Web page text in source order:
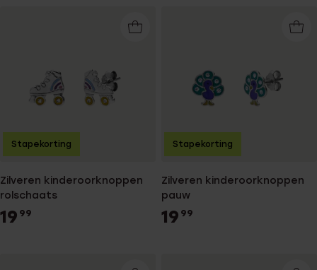
Zilveren kinderoorknoppen
rolschaats
19 99
Stapekorting
Zilveren kinderoorknoppen
pauw
19 99
Stapekorting